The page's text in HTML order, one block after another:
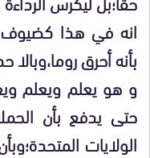
انه في هذا كضيوف
بأنه أحرق
و هو يعلم ويعلم
حتى يدفع بأن
الولايات